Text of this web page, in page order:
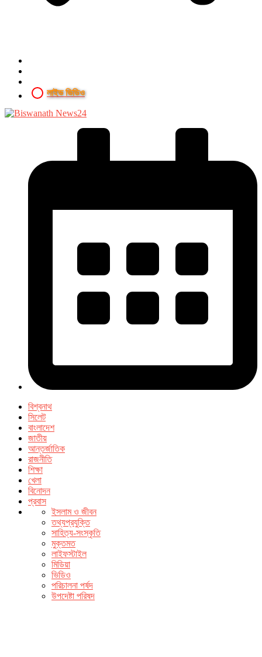
লাইভ ভিডিও
বিশ্বনাথ
সিলেট
বাংলাদেশ
জাতীয়
আন্তর্জাতিক
রাজনীতি
শিক্ষা
খেলা
বিনোদন
প্রবাস
ইসলাম ও জীবন
তথ্যপ্রযুক্তি
সাহিত্য-সংস্কৃতি
মুক্তমত
লাইফস্টাইল
মিডিয়া
ভিডিও
পরিচালনা পর্ষদ
উপদেষ্টা পরিষদ